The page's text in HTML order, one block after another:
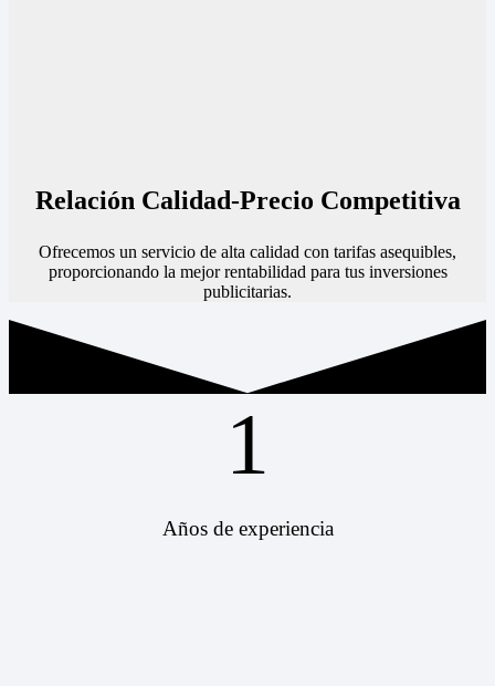
Relación Calidad-Precio Competitiva
Ofrecemos un servicio de alta calidad con tarifas asequibles,
proporcionando la mejor rentabilidad para tus inversiones
publicitarias.
1
Años de experiencia